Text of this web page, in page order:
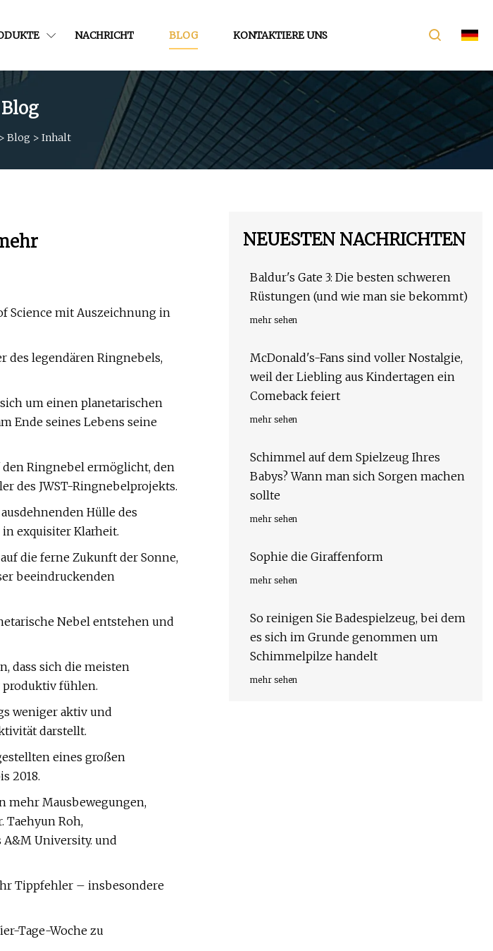
NACHRICHT BLOG KONTAKTIERE UNS
Blog
> Blog > Inhalt
Science mit Auszeichnung in
des legendären Ringnebels,
um einen planetarischen
Ende seines Lebens seine
den Ringnebel ermöglicht, den
des JWST-Ringnebelprojekts.
Hülle des
exquisiter Klarheit.
die ferne Zukunft der Sonne,
beeindruckenden
Nebel entstehen und
dass sich die meisten
produktiv fühlen.
weniger aktiv und
darstellt.
eines großen
2018.
mehr Mausbewegungen,
Taehyun Roh,
University. und
Tippfehler – insbesondere
Tage-Woche zu
NEUESTEN NACHRICHTEN
Baldur's Gate 3: Die besten schweren
Rüstungen (und wie man sie bekommt)
mehr sehen
McDonald's-Fans sind voller Nostalgie,
weil der Liebling aus Kindertagen ein
Comeback feiert
mehr sehen
Schimmel auf dem Spielzeug Ihres
Babys? Wann man sich Sorgen machen
sollte
mehr sehen
Sophie die Giraffenform
mehr sehen
So reinigen Sie Badespielzeug, bei dem
es sich im Grunde genommen um
Schimmelpilze handelt
mehr sehen